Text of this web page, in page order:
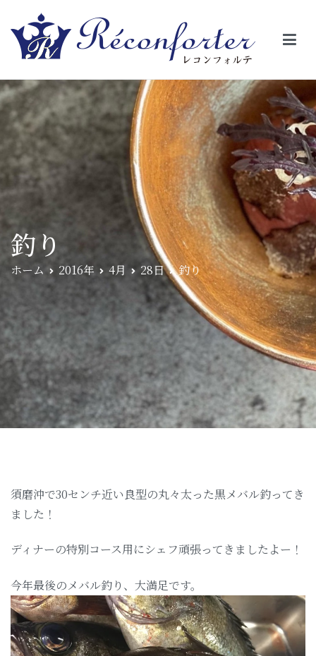
【レコンフォルテ】吹田・千里山/フレンチ（フラ
ンス料理）
絵の様に見える。そんな空間で、ゆっくり素材そのものの旨さを閉
じ込めたフレンチを・・・・・。
釣り
ホーム 2016年 4月 28日 釣り
須磨沖で30センチ近い良型の丸々太った黒メバル釣ってき
ました！
ディナーの特別コース用にシェフ頑張ってきましたよー！
今年最後のメバル釣り、大満足です。